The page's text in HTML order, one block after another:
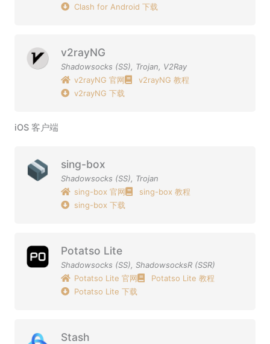
Clash for Android 下载
v2rayNG
Shadowsocks (SS), Trojan, V2Ray
v2rayNG 官网
v2rayNG 教程
v2rayNG 下载
iOS 客户端
sing-box
Shadowsocks (SS), Trojan
sing-box 官网
sing-box 教程
sing-box 下载
Potatso Lite
Shadowsocks (SS), ShadowsocksR (SSR)
Potatso Lite 官网
Potatso Lite 教程
Potatso Lite 下载
Stash